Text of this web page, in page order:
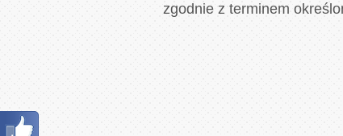
zgodnie z terminem